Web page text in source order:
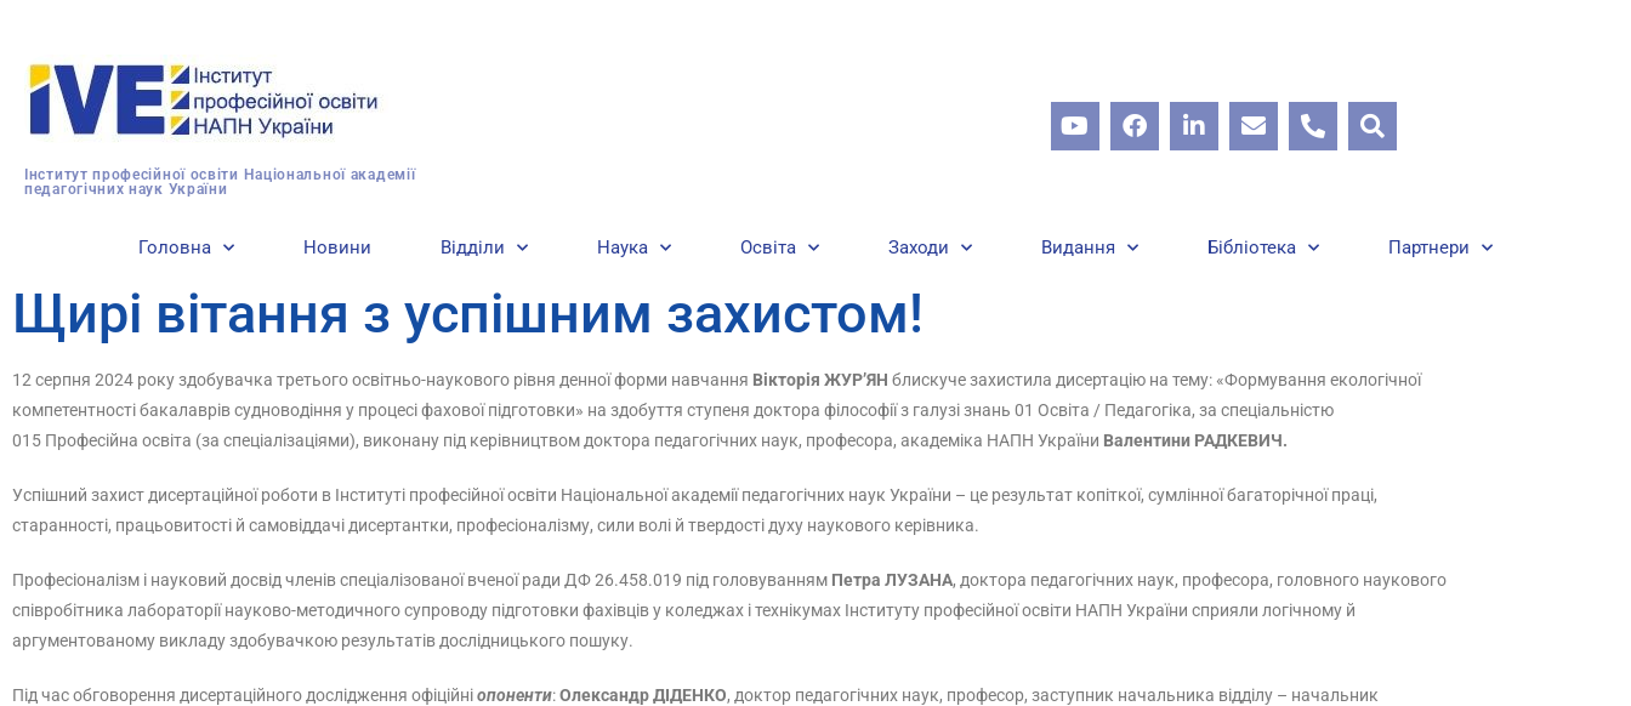
Інститут професійної освіти Національної академії
педагогічних наук України
Головна Новини Відділи Наука Освіта Заходи Видання Бібліотека Партнери
Щирі вітання з успішним захистом!
12 серпня 2024 року здобувачка третього освітньо-наукового рівня денної форми навчання Вікторія ЖУР’ЯН блискуче захистила дисертацію на тему: «Формування екологічної
компетентності бакалаврів судноводіння у процесі фахової підготовки» на здобуття ступеня доктора філософії з галузі знань 01 Освіта / Педагогіка, за спеціальністю
015 Професійна освіта (за спеціалізаціями), виконану під керівництвом доктора педагогічних наук, професора, академіка НАПН України Валентини РАДКЕВИЧ.
Успішний захист дисертаційної роботи в Інституті професійної освіти Національної академії педагогічних наук України – це результат копіткої, сумлінної багаторічної праці,
старанності, працьовитості й самовіддачі дисертантки, професіоналізму, сили волі й твердості духу наукового керівника.
Професіоналізм і науковий досвід членів спеціалізованої вченої ради ДФ 26.458.019 під головуванням Петра ЛУЗАНА, доктора педагогічних наук, професора, головного наукового
співробітника лабораторії науково-методичного супроводу підготовки фахівців у коледжах і технікумах Інституту професійної освіти НАПН України сприяли логічному й
аргументованому викладу здобувачкою результатів дослідницького пошуку.
Під час обговорення дисертаційного дослідження офіційніопоненти:Олександр ДІДЕНКО, доктор педагогічних наук, професор, заступник начальника відділу – начальник